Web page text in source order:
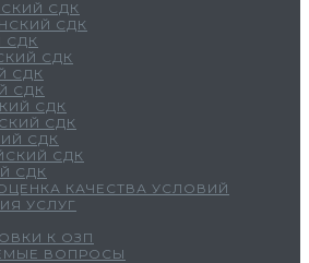
СДК
СДК
СДК
СДК
СДК
СДК
СДК
СДК
СДК
СДК
СДК
КАЧЕСТВА УСЛОВИЙ
УСЛУГ
К ОЗП
ВОПРОСЫ